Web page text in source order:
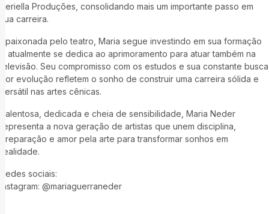
Seriella Produções, consolidando mais um importante passo em
sua carreira.
Apaixonada pelo teatro, Maria segue investindo em sua formação
e atualmente se dedica ao aprimoramento para atuar também na
televisão. Seu compromisso com os estudos e sua constante busca
por evolução refletem o sonho de construir uma carreira sólida e
versátil nas artes cênicas.
Talentosa, dedicada e cheia de sensibilidade, Maria Neder
representa a nova geração de artistas que unem disciplina,
preparação e amor pela arte para transformar sonhos em
realidade.
Redes sociais:
Instagram: @mariaguerraneder